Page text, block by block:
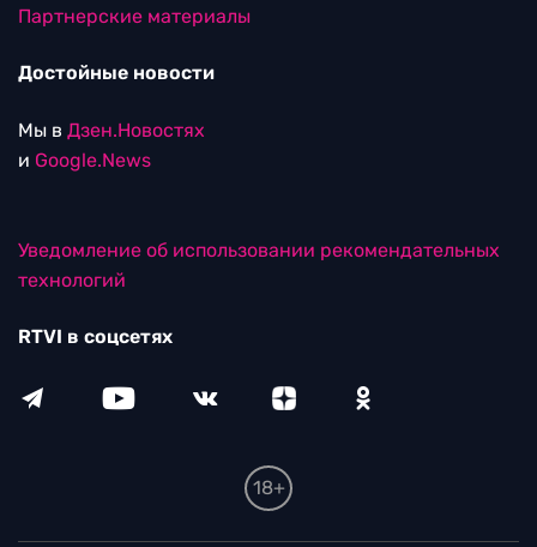
Партнерские материалы
Достойные новости
Мы в Дзен.Новостях
и Google.News
Уведомление об использовании рекомендательных
технологий
RTVI в соцсетях
18+